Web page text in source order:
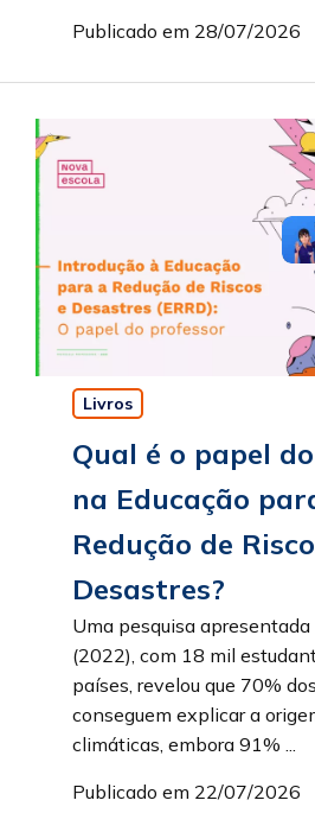
Publicado em 28/07/2026
Livros
Qual é o papel
na Educação
Redução de
Desastres?
Uma pesquisa
(2022), com 18 mil
países, revelou que 70%
conseguem explicar a
climáticas, embora 91% ...
Publicado em 22/07/2026